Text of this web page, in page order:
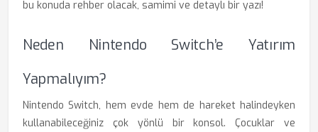
bu konuda rehber olacak, samimi ve detaylı bir yazı!
Neden Nintendo Switch’e Yatırım
Yapmalıyım?
Nintendo Switch, hem evde hem de hareket halindeyken
kullanabileceğiniz çok yönlü bir konsol. Çocuklar ve